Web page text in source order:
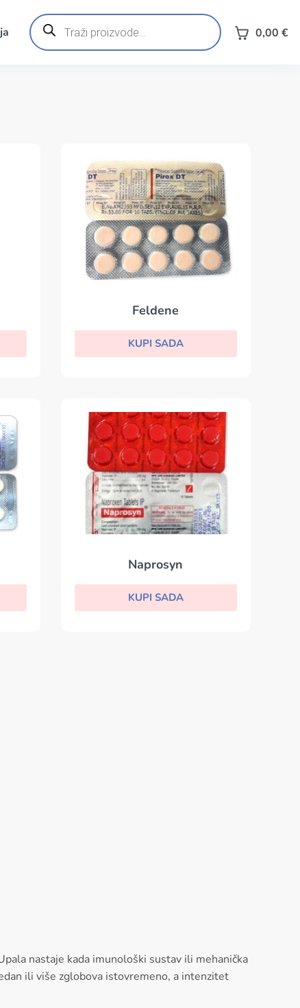
Products
search 0,00 €
Feldene
KUPI SADA
Naprosyn
KUPI SADA
nastaje kada imunološki sustav ili mehanička
ili više zglobova istovremeno, a intenzitet